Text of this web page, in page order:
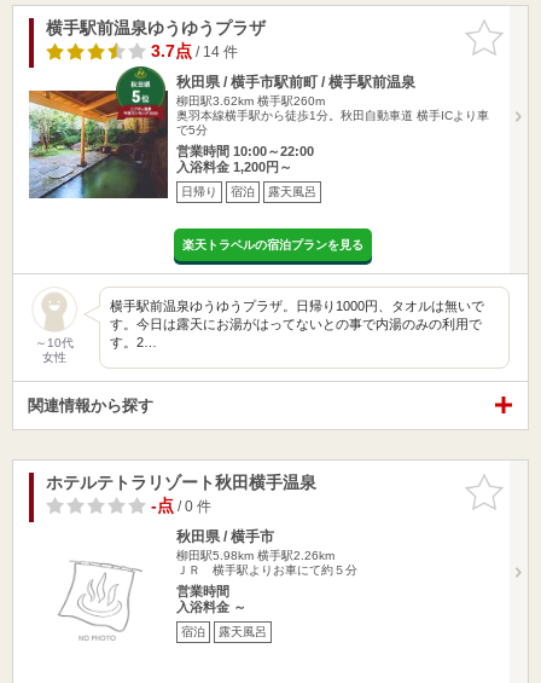
お気に入
りに追加
横手駅前温泉ゆうゆうプラザ
3.7点/ 14 件
秋田県 / 横手市駅前町 / 横手駅前温泉
柳田駅3.62km 横手駅260m
奥羽本線横手駅から徒歩1分。秋田自動車道 横手ICより車
で5分
営業時間 10:00～22:00
入浴料金 1,200円～
日帰り 宿泊 露天風呂
楽天トラベルの宿泊プランを見る
～10代
女性
横手駅前温泉ゆうゆうプラザ。日帰り1000円、タオルは無いで
す。今日は露天にお湯がはってないとの事で内湯のみの利用で
す。2…
関連情報から探す
お気に入
りに追加
ホテルテトラリゾート秋田横手温泉
-点/ 0 件
秋田県 / 横手市
柳田駅5.98km 横手駅2.26km
ＪＲ 横手駅よりお車にて約５分
営業時間
入浴料金 ～
宿泊 露天風呂